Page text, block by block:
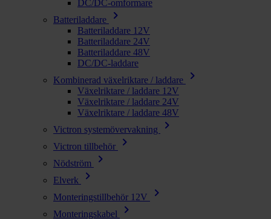
DC/DC-omformare
Batteriladdare
chevron_right
Batteriladdare 12V
Batteriladdare 24V
Batteriladdare 48V
DC/DC-laddare
Kombinerad växelriktare / laddare
chevron_right
Växelriktare / laddare 12V
Växelriktare / laddare 24V
Växelriktare / laddare 48V
Victron systemövervakning
chevron_right
Victron tillbehör chevron_right
Nödström chevron_right
Elverk chevron_right
Monteringstillbehör 12V chevron_right
Monteringskabel chevron_right